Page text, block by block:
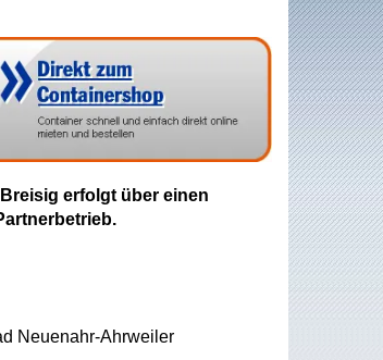
erfolgt über einen
Neuenahr-Ahrweiler